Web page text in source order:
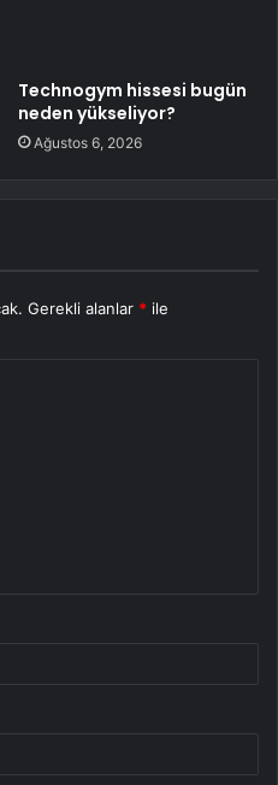
Technogym hissesi bugün
neden yükseliyor?
Ağustos 6, 2026
Gerekli alanlar * ile